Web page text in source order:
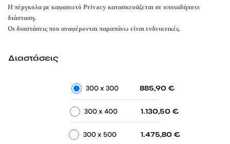
885,90 €
through
2.250,20 €
Η πέργκολα με καφασωτό Privacy κατασκευάζεται σε οποιαδήποτε
διάσταση.
Οι διαστάσεις που αναφέρονται παραπάνω είναι ενδεικτικές.
Διαστάσεις
300 x 300 885,90€
- 300 x 400 1.130,50€
300 x 500 1.475,80€